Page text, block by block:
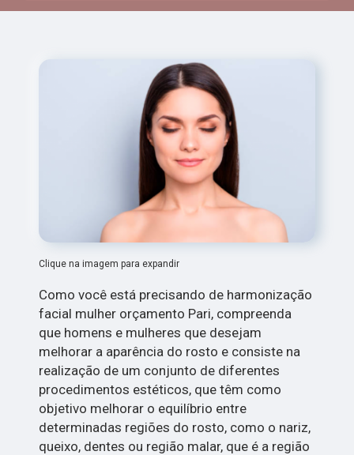
Clique na imagem para expandir
Como você está precisando de harmonização
facial mulher orçamento Pari, compreenda
que homens e mulheres que desejam
melhorar a aparência do rosto e consiste na
realização de um conjunto de diferentes
procedimentos estéticos, que têm como
objetivo melhorar o equilíbrio entre
determinadas regiões do rosto, como o nariz,
queixo, dentes ou região malar, que é a região